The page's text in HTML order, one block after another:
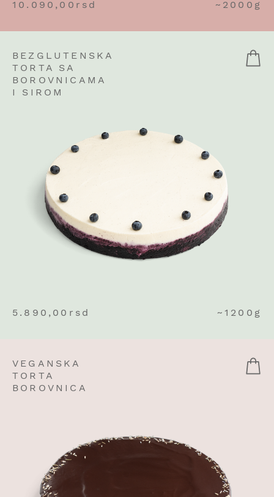
10.090,00 rsd ~2000g
BEZGLUTENSKA
TORTA SA
BOROVNICAMA
I SIROM
5.890,00 rsd ~1200g
VEGANSKA
TORTA
BOROVNICA